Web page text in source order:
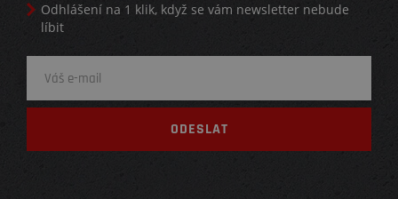
Odhlášení na 1 klik, když se vám newsletter nebude
líbit